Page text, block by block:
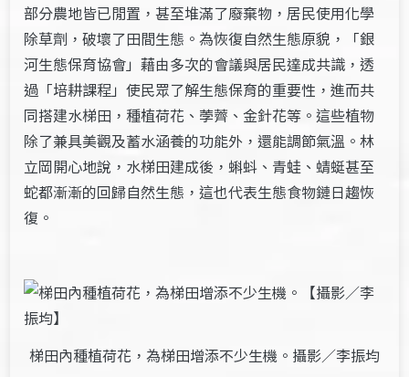
部分農地皆已閒置，甚至堆滿了廢棄物，居民使用化學
除草劑，破壞了田間生態。為恢復自然生態原貌，「銀
河生態保育協會」藉由多次的會議與居民達成共識，透
過「培耕課程」使民眾了解生態保育的重要性，進而共
同搭建水梯田，種植荷花、荸薺、金針花等。這些植物
除了兼具美觀及蓄水涵養的功能外，還能調節氣溫。林
立岡開心地說，水梯田建成後，蝌蚪、青蛙、蜻蜓甚至
蛇都漸漸的回歸自然生態，這也代表生態食物鏈日趨恢
復。
梯田內種植荷花，為梯田增添不少生機。攝影／李振均